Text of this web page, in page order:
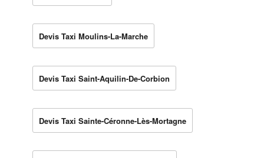
Devis Taxi Moulins-La-Marche
Devis Taxi Saint-Aquilin-De-Corbion
Devis Taxi Sainte-Céronne-Lès-Mortagne